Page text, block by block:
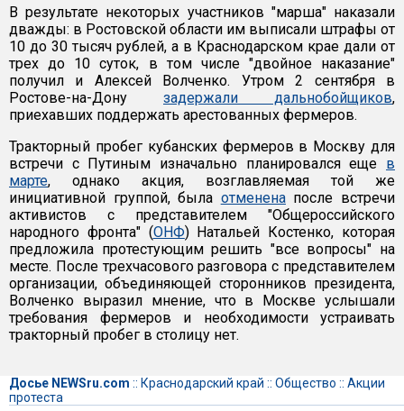
В результате некоторых участников "марша" наказали
дважды: в Ростовской области им выписали штрафы от
10 до 30 тысяч рублей, а в Краснодарском крае дали от
трех до 10 суток, в том числе "двойное наказание"
получил и Алексей Волченко. Утром 2 сентября в
Ростове-на-Дону задержали дальнобойщиков,
приехавших поддержать арестованных фермеров.
Тракторный пробег кубанских фермеров в Москву для
встречи с Путиным изначально планировался еще в
марте, однако акция, возглавляемая той же
инициативной группой, была отмененапосле встречи
активистов с представителем "Общероссийского
народного фронта" (ОНФ) Натальей Костенко, которая
предложила протестующим решить "все вопросы" на
месте. После трехчасового разговора с представителем
организации, объединяющей сторонников президента,
Волченко выразил мнение, что в Москве услышали
требования фермеров и необходимости устраивать
тракторный пробег в столицу нет.
Досье NEWSru.com :: Краснодарский край :: Общество :: Акции
протеста